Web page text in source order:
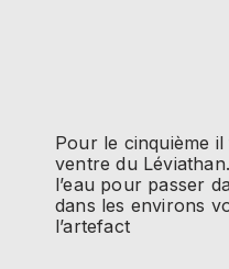
Pour le cinquième
ventre du
l’eau pour passer
dans les environs
l’artefact